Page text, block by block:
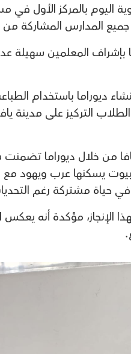
المدارس المشاركة من
المسابقة 17 طالبًا بإشراف
ديوراما باستخدام
التركيز على مدينة
من خلال ديوراما
بيوت يسكنها عرب ويهود
حياة مشتركة رغم
الإنجاز، مؤكدة أنه يعكس